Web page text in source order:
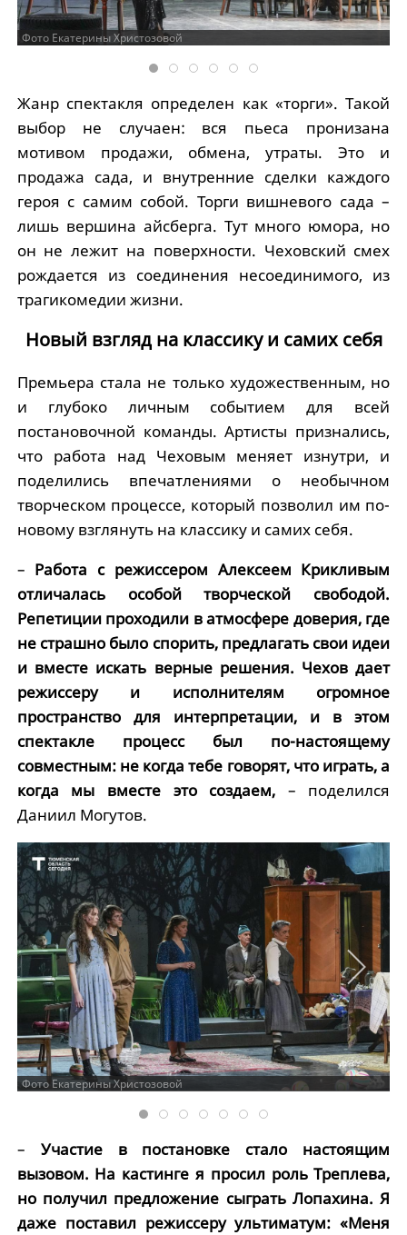
Фото Екатерины Христозовой
Жанр спектакля определен как «торги». Такой
выбор не случаен: вся пьеса пронизана
мотивом продажи, обмена, утраты. Это и
продажа сада, и внутренние сделки каждого
героя с самим собой. Торги вишневого сада –
лишь вершина айсберга. Тут много юмора, но
он не лежит на поверхности. Чеховский смех
рождается из соединения несоединимого, из
трагикомедии жизни.
Новый взгляд на классику и самих себя
Премьера стала не только художественным, но
и глубоко личным событием для всей
постановочной команды. Артисты признались,
что работа над Чеховым меняет изнутри, и
поделились впечатлениями о необычном
творческом процессе, который позволил им по-
новому взглянуть на классику и самих себя.
– Работа с режиссером Алексеем Крикливым
отличалась особой творческой свободой.
Репетиции проходили в атмосфере доверия, где
не страшно было спорить, предлагать свои идеи
и вместе искать верные решения. Чехов дает
режиссеру и исполнителям огромное
пространство для интерпретации, и в этом
спектакле процесс был по-настоящему
совместным: не когда тебе говорят, что играть, а
когда мы вместе это создаем, – поделился
Даниил Могутов.
Фото Екатерины Христозовой
– Участие в постановке стало настоящим
вызовом. На кастинге я просил роль Треплева,
но получил предложение сыграть Лопахина. Я
даже поставил режиссеру ультиматум: «Меня